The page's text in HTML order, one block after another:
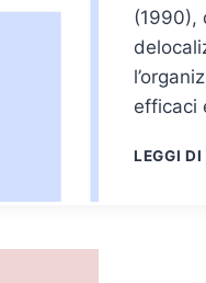
(1990),
efficaci
LEGGI DI